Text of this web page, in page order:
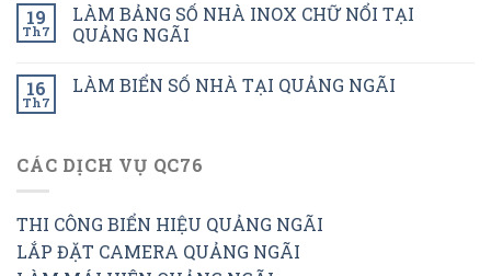
19
Th7
LÀM BẢNG SỐ NHÀ INOX CHỮ NỔI TẠI
QUẢNG NGÃI
16
Th7
LÀM BIỂN SỐ NHÀ TẠI QUẢNG NGÃI
CÁC DỊCH VỤ QC76
THI CÔNG BIỂN HIỆU QUẢNG NGÃI
LẮP ĐẶT CAMERA QUẢNG NGÃI